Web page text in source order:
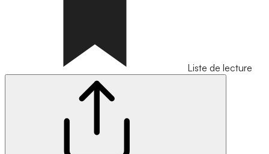
Liste de lecture